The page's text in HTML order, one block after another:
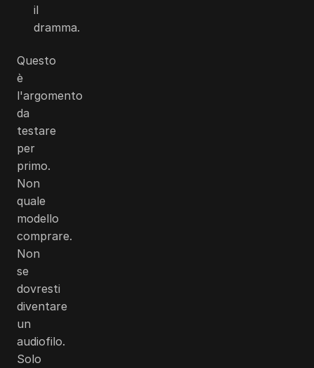
il
dramma.
Questo
è
l'argomento
da
testare
per
primo.
Non
quale
modello
comprare.
Non
se
dovresti
diventare
un
audiofilo.
Solo